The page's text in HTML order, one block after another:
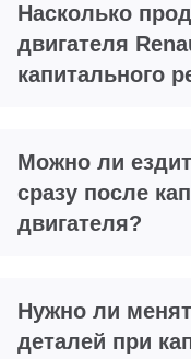
Насколько
двигателя
капитального
Можно ли
сразу после
двигателя?
Нужно ли
деталей при